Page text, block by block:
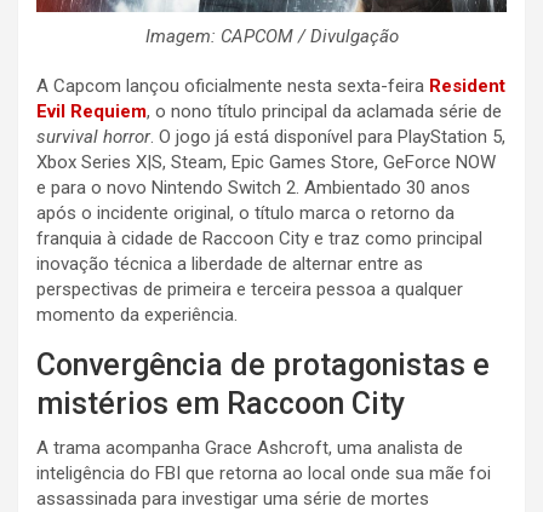
Imagem: CAPCOM / Divulgação
A Capcom lançou oficialmente nesta sexta-feira Resident
Evil Requiem, o nono título principal da aclamada série de
survival horror. O jogo já está disponível para PlayStation 5,
Xbox Series X|S, Steam, Epic Games Store, GeForce NOW
e para o novo Nintendo Switch 2. Ambientado 30 anos
após o incidente original, o título marca o retorno da
franquia à cidade de Raccoon City e traz como principal
inovação técnica a liberdade de alternar entre as
perspectivas de primeira e terceira pessoa a qualquer
momento da experiência.
Convergência de protagonistas e
mistérios em Raccoon City
A trama acompanha Grace Ashcroft, uma analista de
inteligência do FBI que retorna ao local onde sua mãe foi
assassinada para investigar uma série de mortes